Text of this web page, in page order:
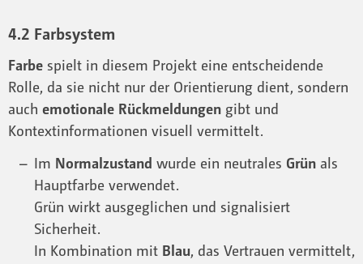
4.2 Farbsystem
Farbe spielt in diesem Projekt eine entscheidende
Rolle, da sie nicht nur der Orientierung dient, sondern
auch emotionale Rückmeldungen gibt und
Kontextinformationen visuell vermittelt.
Im Normalzustand wurde ein neutrales Grünals
Hauptfarbe verwendet.
Grün wirkt ausgeglichen und signalisiert
Sicherheit.
In Kombination mit Blau, das Vertrauen vermittelt,